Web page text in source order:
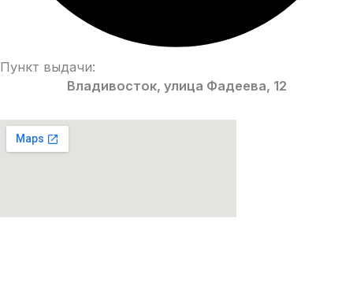
Пункт выдачи:
Владивосток, улица Фадеева, 12